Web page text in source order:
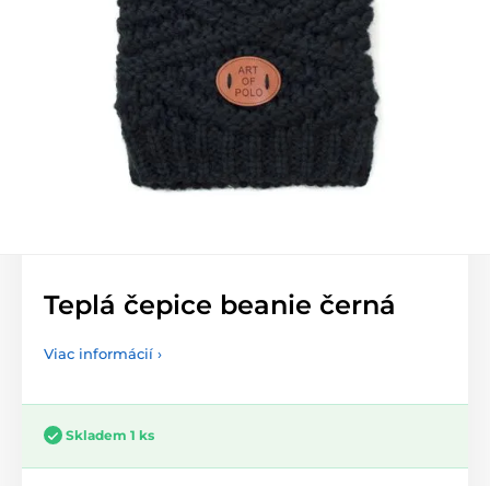
Teplá čepice beanie černá
Viac informácií ›
Skladem 1 ks